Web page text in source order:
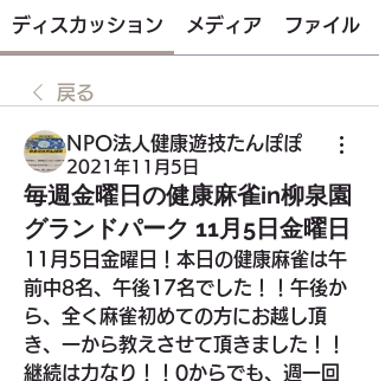
ディスカッション メディア ファイル
戻る
NPO法人健康遊技たんぽぽ
2021年11月5日
毎週金曜日の健康麻雀in柳泉園
グランドパーク 11月5日金曜日
11月5日金曜日！本日の健康麻雀は午
前中8名、午後17名でした！！午後か
ら、全く麻雀初めての方にお越し頂
き、一から教えさせて頂きました！！
継続は力なり！！0からでも、週一回